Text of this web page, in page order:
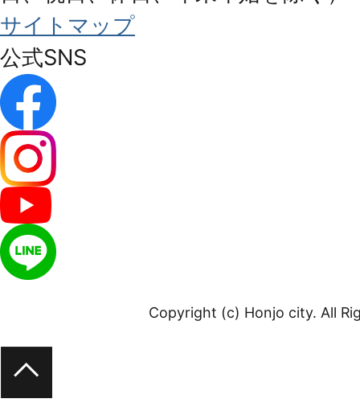
サイトマップ
公式SNS
Copyright (c) Honjo city. All